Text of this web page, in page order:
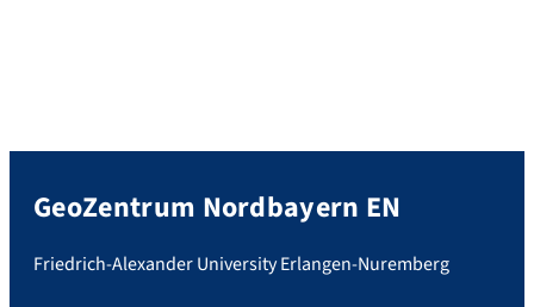
GeoZentrum Nordbayern EN
Friedrich-Alexander University Erlangen-Nuremberg